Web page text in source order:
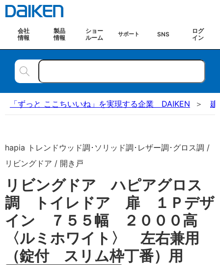
会社
情報
製品
情報
ショー
ルーム
サポート SNS
ログ
イン
「ずっと ここちいいね」を実現する企業 DAIKEN 建
hapia トレンドウッド調･ソリッド調･レザー調･グロス調 /
リビングドア / 開き戸
リビングドア ハピアグロス
調 トイレドア 扉 １Ｐデザ
イン ７５５幅 ２０００高
〈ルミホワイト〉 左右兼用
（錠付 スリム枠丁番）用